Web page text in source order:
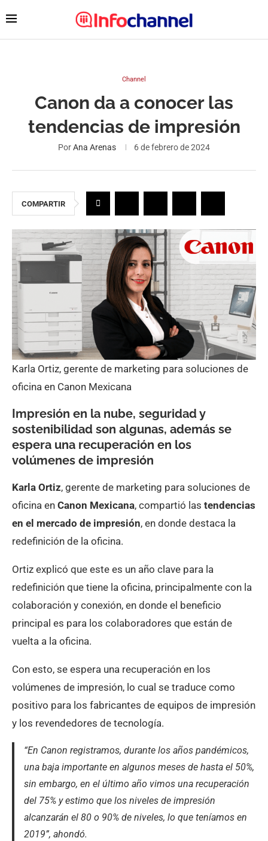
Channel
Canon da a conocer las
tendencias de impresión
PorAna Arenas 6 de febrero de 2024
COMPARTIR
Karla Ortiz, gerente de marketing para soluciones de
oficina en Canon Mexicana
Impresión en la nube, seguridad y
sostenibilidad son algunas, además se
espera una recuperación en los
volúmenes de impresión
Karla Ortiz, gerente de marketing para soluciones de
oficina en Canon Mexicana, compartió las tendencias
en el mercado de impresión, en donde destaca la
redefinición de la oficina.
Ortiz explicó que este es un año clave para la
redefinición que tiene la oficina, principalmente con la
colaboración y conexión, en donde el beneficio
principal es para los colaboradores que están de
vuelta a la oficina.
Con esto, se espera una recuperación en los
volúmenes de impresión, lo cual se traduce como
positivo para los fabricantes de equipos de impresión
y los revendedores de tecnología.
“En Canon registramos, durante los años pandémicos,
una baja importante en algunos meses de hasta el 50%,
sin embargo, en el último año vimos una recuperación
del 75% y estimo que los niveles de impresión
alcanzarán el 80 o 90% de niveles, lo que teníamos en
2019”, ahondó.